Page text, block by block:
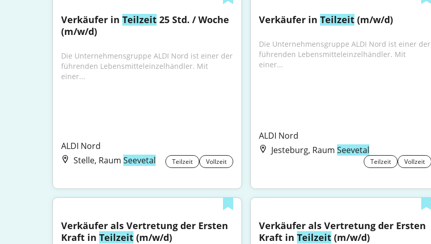
Verkäufer in Teilzeit 25 Std. / Woche
(m/w/d)
Die Unternehmensgruppe ALDI Nord ist einer der
führenden Lebensmitteleinzelhändler. Mit
einer...
ALDI Nord
Stelle, Raum Seevetal Teilzeit Vollzeit
Verkäufer in Teilzeit (m/w/d)
Die Unternehmensgruppe ALDI Nord ist einer der
führenden Lebensmitteleinzelhändler. Mit
einer...
ALDI Nord
Jesteburg, RaumSeevetal
Teilzeit Vollzeit
Verkäufer als Vertretung der Ersten
Kraft in Teilzeit (m/w/d)
Verkäufer als Vertretung der Ersten
Kraft in Teilzeit (m/w/d)